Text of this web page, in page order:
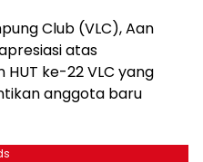
Club (VLC), Aan
atas
ke-22 VLC yang
anggota baru